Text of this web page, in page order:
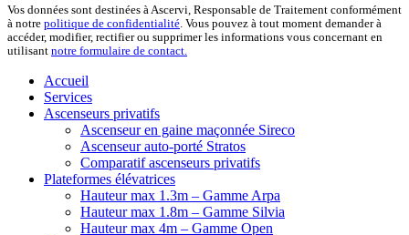
Vos données sont destinées à Ascervi, Responsable de Traitement conformément
à notre politique de confidentialité. Vous pouvez à tout moment demander à
accéder, modifier, rectifier ou supprimer les informations vous concernant en
utilisant notre formulaire de contact.
Accueil
Services
Ascenseurs privatifs
Ascenseur en gaine maçonnée Sireco
Ascenseur auto-porté Stratos
Comparatif ascenseurs privatifs
Plateformes élévatrices
Hauteur max 1.3m – Gamme Arpa
Hauteur max 1.8m – Gamme Silvia
Hauteur max 4m – Gamme Open